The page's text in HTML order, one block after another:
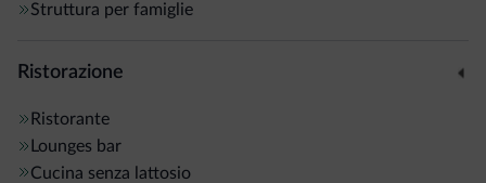
Struttura per famiglie
Ristorazione
Ristorante
Lounges bar
Cucina senza lattosio